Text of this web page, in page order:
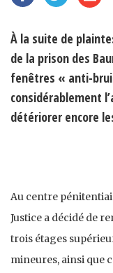
À la suite de
de la prison des
fenêtres « anti-
considérablement
détériorer encore
Au centre
Justice a décidé de
trois étages
mineures, ainsi que